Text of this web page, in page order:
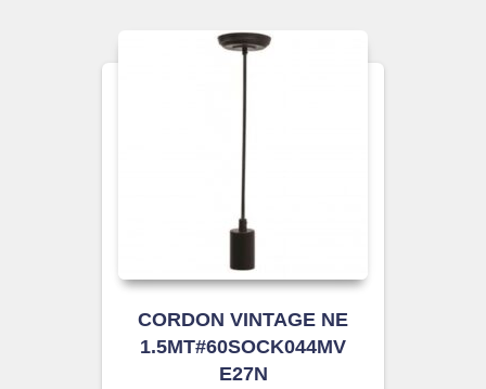
CORDON VINTAGE NE
1.5MT#60SOCK044MV
E27N